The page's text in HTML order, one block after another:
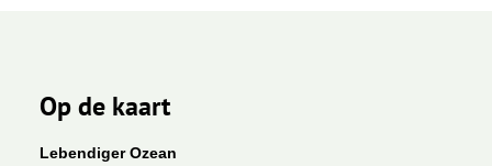
Op de kaart
Lebendiger Ozean